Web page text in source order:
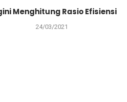
Menghitung Rasio Efisiensi
24/03/2021